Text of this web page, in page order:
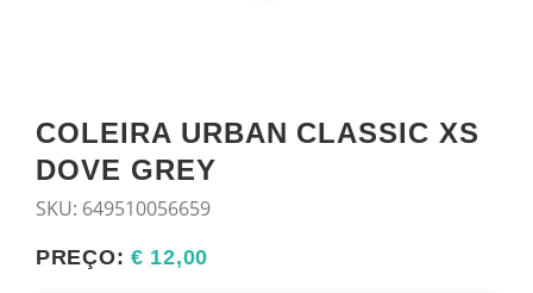
COLEIRA URBAN CLASSIC XS
DOVE GREY
SKU: 649510056659
PREÇO:€ 12,00